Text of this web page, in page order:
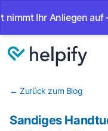
Ihr Anliegen auf – wir
← Zurück zum Blog
Sandiges